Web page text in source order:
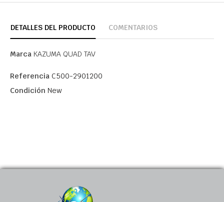
DETALLES DEL PRODUCTO COMENTARIOS
Marca KAZUMA QUAD TAV
Referencia C500-2901200
Condición New